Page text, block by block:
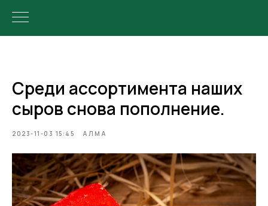
Среди ассортимента наших
сыров снова пополнение.
2023-11-03 15:45 АЛМА